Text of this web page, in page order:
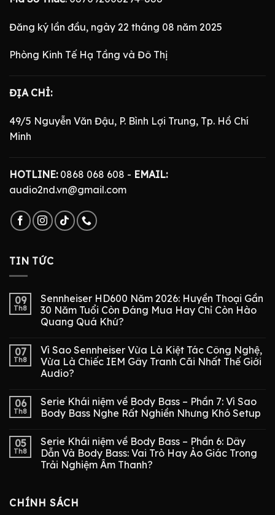
Đăng ký lần đầu, ngày 22 tháng 08 năm 2025
Phòng Kinh Tế Hạ Tầng và Đô Thị
ĐỊA CHỈ:
49/5 Nguyễn Văn Đậu, P. Bình Lợi Trung, Tp. Hồ Chí
Minh
HOTLINE:0868 068 608 - EMAIL:
audio2nd.vn@gmail.com
TIN TỨC
09
Th8
Sennheiser HD600 Năm 2026: Huyền Thoại Gần
30 Năm Tuổi Còn Đáng Mua Hay Chỉ Còn Hào
Quang Quá Khứ?
07
Th8
Vì Sao Sennheiser Vừa Là Kiệt Tác Công Nghệ,
Vừa Là Chiếc IEM Gây Tranh Cãi Nhất Thế Giới
Audio?
06
Th8
Serie Khái niệm về Body Bass – Phần 7: Vì Sao
Body Bass Nghe Rất Nghiền Nhưng Khó Setup
05
Th8
Serie Khái niệm về Body Bass – Phần 6: Dây
Dẫn Và Body Bass: Vai Trò Hay Ảo Giác Trong
Trải Nghiệm Âm Thanh?
CHÍNH SÁCH